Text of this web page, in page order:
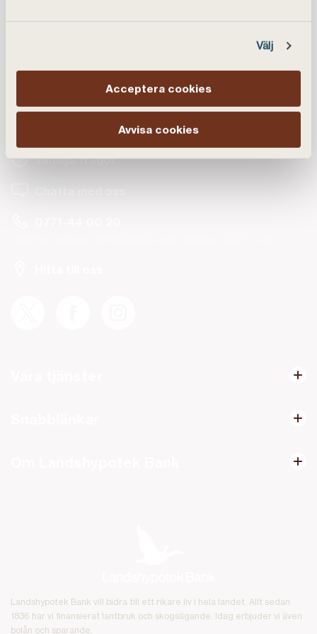
Välj
Acceptera cookies
Avvisa cookies
Kundservice
Vanliga frågor
Landshypotek Bank vill bidra till ett rikare liv i hela landet. Allt sedan
1836 har vi finansierat lantbruk och skogsägande. Idag erbjuder vi även
bolån och sparande.